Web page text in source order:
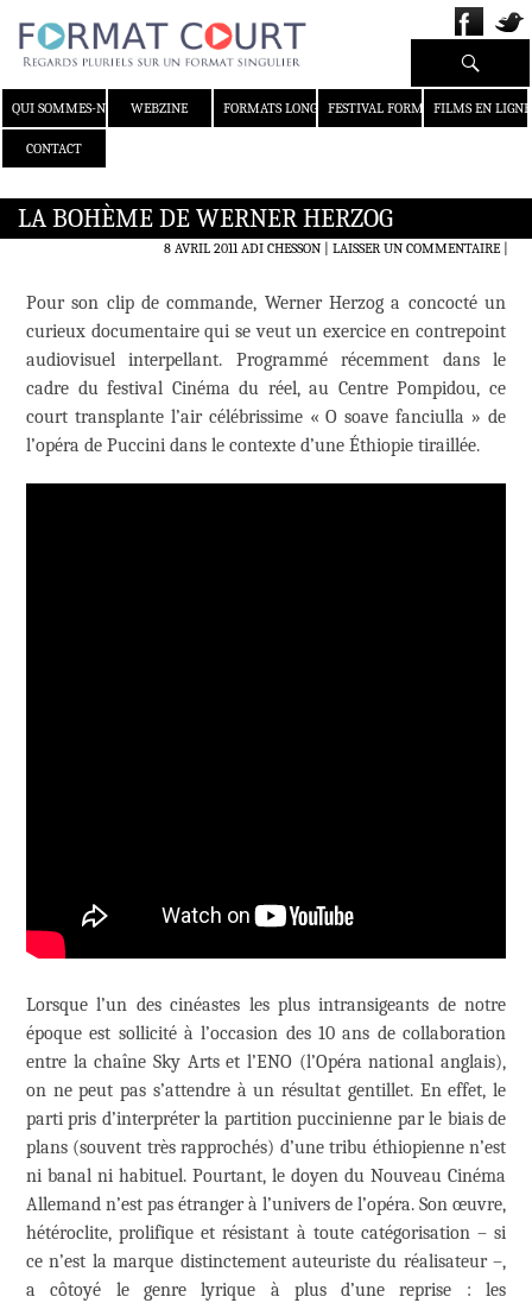
QUI SOMMES-NOUS ?WEBZINE FORMATS LONGS FESTIVAL FORMAT COURT
FILMS EN LIGNE
CONTACT
Recherche
LA BOHÈME DE WERNER HERZOG
8 AVRIL 2011 ADI CHESSON LAISSER UN COMMENTAIRE|
Pour son clip de commande, Werner Herzog a concocté un
curieux documentaire qui se veut un exercice en contrepoint
audiovisuel interpellant. Programmé récemment dans le
cadre du festival Cinéma du réel, au Centre Pompidou, ce
court transplante l’air célébrissime « O soave fanciulla » de
l’opéra de Puccini dans le contexte d’une Éthiopie tiraillée.
Lorsque l’un des cinéastes les plus intransigeants de notre
époque est sollicité à l’occasion des 10 ans de collaboration
entre la chaîne Sky Arts et l’ENO (l’Opéra national anglais),
on ne peut pas s’attendre à un résultat gentillet. En effet, le
parti pris d’interpréter la partition puccinienne par le biais de
plans (souvent très rapprochés) d’une tribu éthiopienne n’est
ni banal ni habituel. Pourtant, le doyen du Nouveau Cinéma
Allemand n’est pas étranger à l’univers de l’opéra. Son œuvre,
hétéroclite, prolifique et résistant à toute catégorisation – si
ce n’est la marque distinctement auteuriste du réalisateur –,
a côtoyé le genre lyrique à plus d’une reprise : les